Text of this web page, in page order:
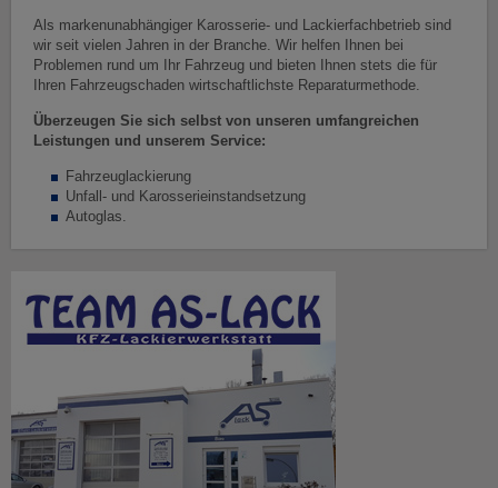
Als markenunabhängiger Karosserie- und Lackierfachbetrieb sind
wir seit vielen Jahren in der Branche. Wir helfen Ihnen bei
Problemen rund um Ihr Fahrzeug und bieten Ihnen stets die für
Ihren Fahrzeugschaden wirtschaftlichste Reparaturmethode.
Überzeugen Sie sich selbst von unseren umfangreichen
Leistungen und unserem Service:
Fahrzeuglackierung
Unfall- und Karosserieinstandsetzung
Autoglas.